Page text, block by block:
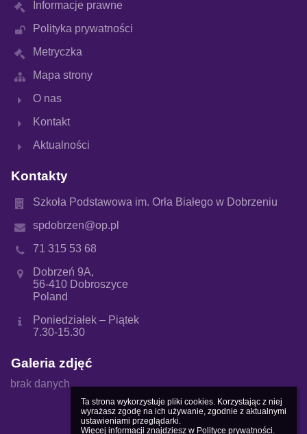
Ta strona wykorzystuje pliki cookies. Korzystając z niej
wyrażasz zgodę na ich używanie, zgodnie z aktualnymi
ustawieniami przeglądarki.
Więcej informacji znajdziesz w Polityce prywatności.
Informacje prawne
Polityka prywatności
Metryczka
Mapa strony
O nas
Kontakt
Aktualności
Kontakty
Szkoła Podstawowa im. Orła Białego w Dobrzeniu
spdobrzen@op.pl
71 315 53 68
Dobrzeń 9A,
56-410 Dobroszyce
Poland
Poniedziałek – Piątek
7.30-15.30
Galeria zdjęć
brak danych